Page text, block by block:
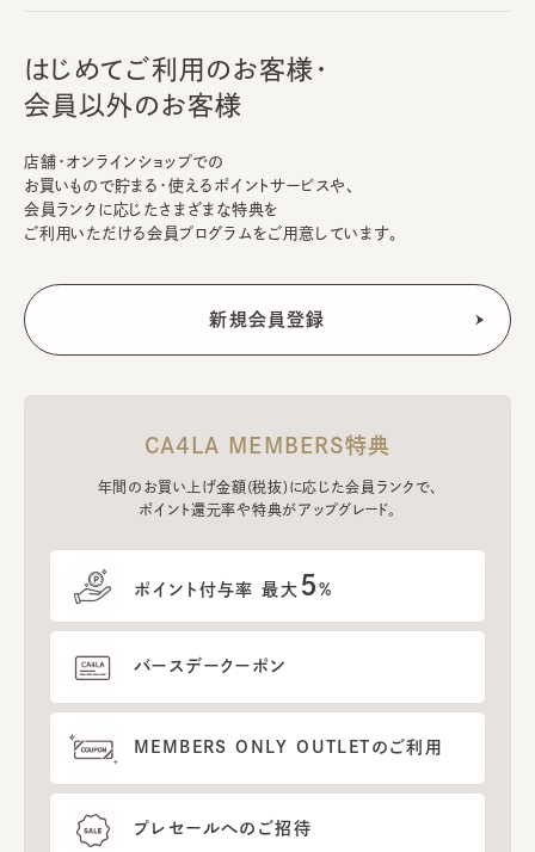
はじめてご利用のお客様・
会員以外のお客様
店舗・オンラインショップでの
お買いもので貯まる・使えるポイントサービスや、
会員ランクに応じたさまざまな特典を
ご利用いただける会員プログラムをご用意しています。
CA4LA MEMBERS特典
年間のお買い上げ金額(税抜)に応じた会員ランクで、
ポイント還元率や特典がアップグレード。
ポイント付与率 最大 5%
バースデークーポン
MEMBERS ONLY OUTLETのご利用
プレセールへのご招待